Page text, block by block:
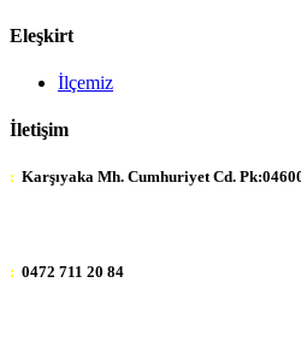
Eleşkirt
İlçemiz
İletişim
: Karşıyaka Mh. Cumhuriyet Cd.
: 0472 711 20 84